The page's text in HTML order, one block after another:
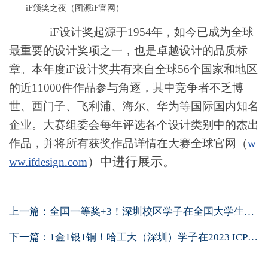
iF颁奖之夜（图源iF官网）
iF设计奖起源于1954年，如今已成为全球
最重要的设计奖项之一，也是卓越设计的品质标
章。本年度iF设计奖共有来自全球56个国家和地区
的近11000件作品参与角逐，其中竞争者不乏博
世、西门子、飞利浦、海尔、华为等国际国内知名
企业。大赛组委会每年评选各个设计类别中的杰出
作品，并将所有获奖作品详情在大赛全球官网（w
ww.ifdesign.com）中进行展示。
上一篇： 全国一等奖+3！深圳校区学子在全国大学生物...
下一篇： 1金1银1铜！哈工大（深圳）学子在2023 ICPC...